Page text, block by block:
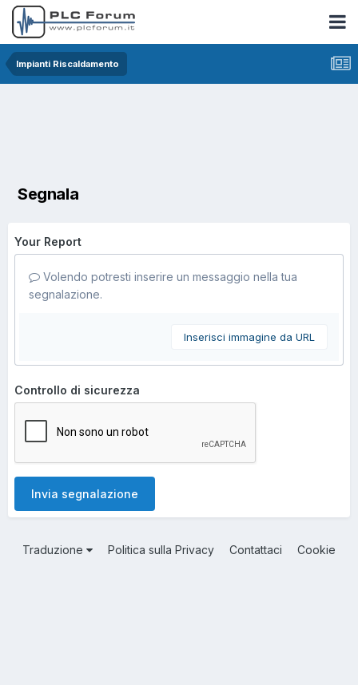
Impianti Riscaldamento
Segnala
Your Report
Volendo potresti inserire un messaggio nella tua
segnalazione.
Inserisci immagine da URL
Controllo di sicurezza
Invia segnalazione
Traduzione Politica sulla Privacy Contattaci Cookie